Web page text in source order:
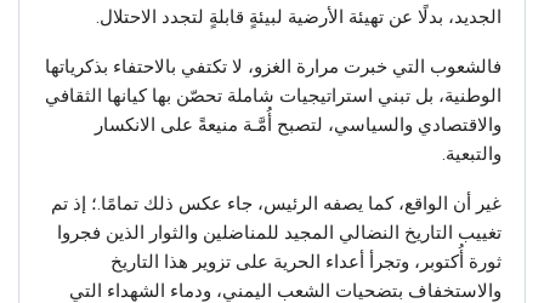
الجديد، بدلًا عن تهيئة الأرضية لبيئةٍ قابلةٍ لتجدد الاحتلال.
فالشعوب التي خبرت مرارة الغزو، لا تكتفي بالاحتفاء بذكرياتها
الوطنية، بل تبني استراتيجيات شاملة تحصّن بها كيانها الثقافي
والاقتصادي والسياسي، لتصبح أُمَّـة منيعةً على الانكسار
والتبعية.
غير أن الواقع، كما يصفه الرئيس، جاء عكس ذلك تمامًا.؛ إذ تم
تغييب التاريخ النضالي المجيد للمناضلين والثوار الذين فجروا
ثورة أُكتوبر، وتجرأ أعداء الحرية على تزوير هذا التاريخ
والاستخفاف بتضحيات الشعب اليمني، ودماء الشهداء التي